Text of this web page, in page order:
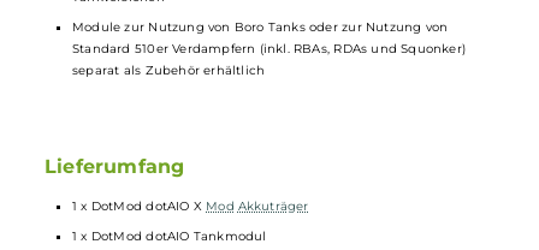
Boost Feature zur Steigerung der Intensität zu Beginn eines
Zuges (Preheat) in 9 wählbaren Boost Stufen
Bedienung über Feuerbutton und +/- Auswahltasten
Puff-Counter und Zugdauer)
Betriebsstatus und Akkustand